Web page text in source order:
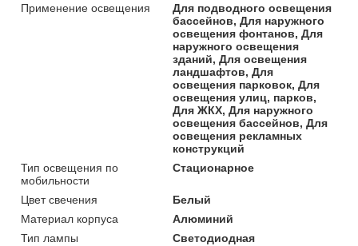
Применение освещения
Для подводного освещения
бассейнов, Для наружного
освещения фонтанов, Для
наружного освещения
зданий, Для освещения
ландшафтов, Для
освещения парковок, Для
освещения улиц, парков,
Для ЖКХ, Для наружного
освещения бассейнов, Для
освещения рекламных
конструкций
Тип освещения по
мобильности
Стационарное
Цвет свечения
Белый
Материал корпуса
Алюминий
Тип лампы
Светодиодная